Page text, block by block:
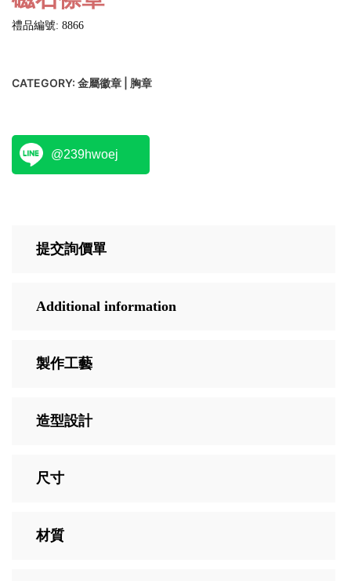
禮品編號: 8866
CATEGORY: 金屬徽章 | 胸章
@239hwoej
提交詢價單
Additional information
製作工藝
造型設計
尺寸
材質